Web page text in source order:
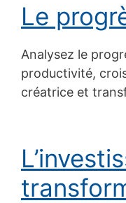
Le
Analysez le
productivité,
créatrice et